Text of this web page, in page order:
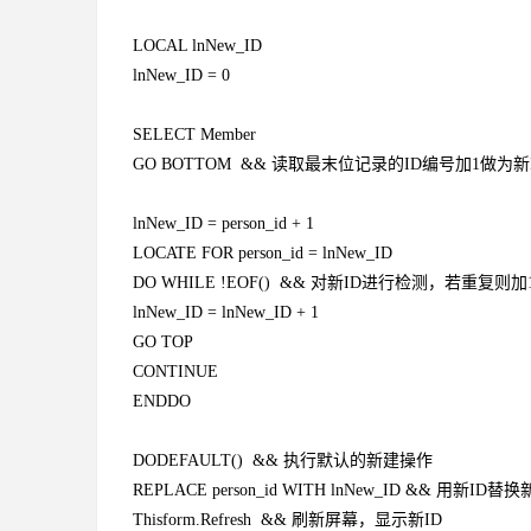
LOCAL lnNew_ID
lnNew_ID = 0
SELECT Member
GO BOTTOM && 读取最末位记录的ID编号加1做为
lnNew_ID = person_id + 1
LOCATE FOR person_id = lnNew_ID
DO WHILE !EOF() && 对新ID进行检测，若重复则加
lnNew_ID = lnNew_ID + 1
GO TOP
CONTINUE
ENDDO
DODEFAULT() && 执行默认的新建操作
REPLACE person_id WITH lnNew_ID && 用新ID替换
Thisform.Refresh && 刷新屏幕，显示新ID